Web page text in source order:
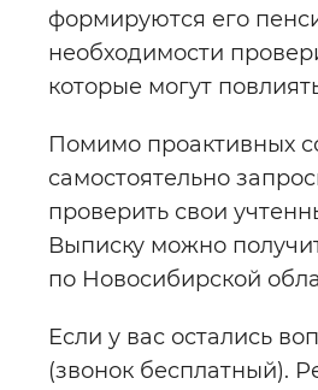
Вернуть
формируются его
необходимости
которые могут
Помимо проактивных
самостоятельно
проверить свои
Выписку можно
по Новосибирской
Если у вас остались
(звонок бесплатный).